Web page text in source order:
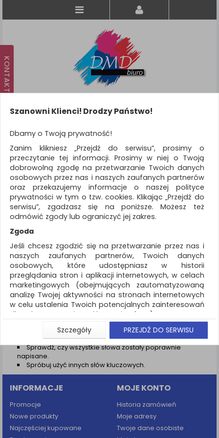
KATEGORIE
WSZYSTKIE KATEGORIE
FILTRY
Więcej
REKLAMA
AKTUALNOŚCI
Wyniki wyszukiwania
NIE ZNALEZIONO PRODUKTÓW
Nie odnaleziono produktów wg przyjętych kryteriów
PODPOWIEDZI
Zmień kryteria wyszukiwania zaznaczając inne filtry i
wyszukaj ponownie
Sprawdź, czy wszystkie słowa zostały poprawnie
napisane.
Spróbuj użyć innych słów kluczowych.
INFORMACJE
Promocje
Nowe produkty
Najczęściej kupowane
MOJE KONTO
Historia zamówień
Moje adresy
Twoje dane osobiste
Szanowni Klienci! Drodzy Państwo!
Dbamy o Twoją prywatność!
Zanim klikniesz „Przejdź do serwisu”, prosimy o
przeczytanie tej informacji. Prosimy w niej o Twoją
dobrowolną zgodę na przetwarzanie Twoich danych
osobowych przez nas i naszych zaufanych partnerów
oraz przekazujemy informacje o naszej polityce
prywatności w tym o tzw. cookies. Klikając „Przejdź do
serwisu”, zgadzasz się na poniższe. Możesz też
odmówić zgody lub ograniczyć jej zakres.
Zgoda
Jeśli chcesz zgodzić się na przetwarzanie przez nas i
naszych zaufanych partnerów, Twoich danych
osobowych, które udostępniasz w historii
przeglądania stron i aplikacji internetowych, w celach
marketingowych (obejmujących zautomatyzowaną
analizę Twojej aktywności na stronach internetowych
w celu ustalenia Twoich potencjalnych zainteresowań
dla dostosowania reklamy i oferty), w tym na
umieszczanie tzw. cookies na Twoich urządzeniach i
ich odczytywanie, kliknij przycisk „Przejdź do serwisu”.
Jeśli nie chcesz wyrazić zgody lub ograniczyć jej
zakres, kliknij „Szczegóły”, gdzie znajdziesz wszelkie
informacje o tym jak to zrobić . Te same informacje
znajdziesz także na podstronie z naszą polityką
prywatności obowiązującą od 25 maja 2018.
W przypadku użytkowników zalogowanych, aby
umożliwić prawidłową realizację Umowy z Państwem i
związane z tym prawidłowe działanie naszej strony
www, a w szczególności np. wysłanie potwierdzenia
Szczegóły PRZEJDŹ DO SERWISU